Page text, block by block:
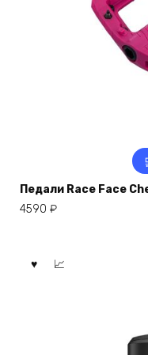
Педали Race Face
4590 ₽